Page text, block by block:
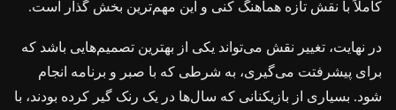
کاملاً با نقش تازه هماهنگ کنی و این مهم‌ترین بخش گذار است.
در نهایت، تغییر نقش می‌تواند یکی از بهترین تصمیم‌هایی باشد که
برای پیشرفتت می‌گیری، به شرطی که با صبر و برنامه انجام
شود. بسیاری از بازیکنانی که سال‌ها در یک رنک گیر کرده بودند، با